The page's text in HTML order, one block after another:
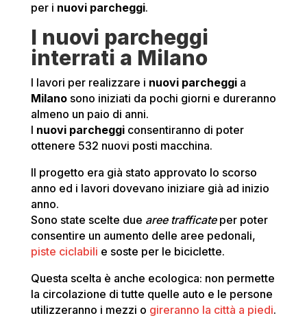
per i nuovi parcheggi.
I nuovi parcheggi
interrati a Milano
I lavori per realizzare i nuovi parcheggia
Milanosono iniziati da pochi giorni e dureranno
almeno un paio di anni.
I nuovi parcheggiconsentiranno di poter
ottenere 532 nuovi posti macchina.
Il progetto era già stato approvato lo scorso
anno ed i lavori dovevano iniziare già ad inizio
anno.
Sono state scelte due aree trafficateper poter
consentire un aumento delle aree pedonali,
piste ciclabili e soste per le biciclette.
Questa scelta è anche ecologica: non permette
la circolazione di tutte quelle auto e le persone
utilizzeranno i mezzi o gireranno la città a piedi.